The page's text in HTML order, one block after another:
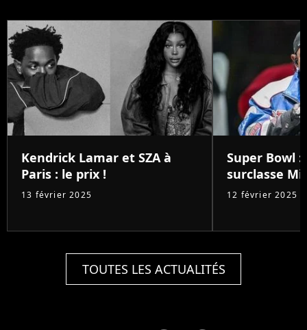
Kendrick Lamar et SZA à
Paris : le prix !
13 février 2025
Super Bowl
surclasse
12 février 2025
TOUTES LES ACTUALITÉS